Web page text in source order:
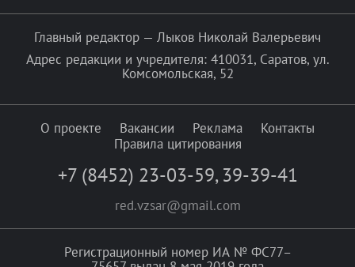
Главный редактор — Лыков Николай Валерьевич
Адрес редакции и учредителя: 410031, Саратов, ул.
Комсомольская, 52
О проекте Вакансии Реклама
Контакты
Правила цитирования
+7 (8452) 23-03-59, 39-39-41
red.vzsar@gmail.com
Регистрационный номер ИА № ФС77–